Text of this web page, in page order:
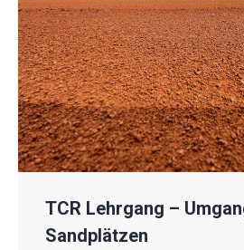
TCR Lehrgang –
Sandplätzen